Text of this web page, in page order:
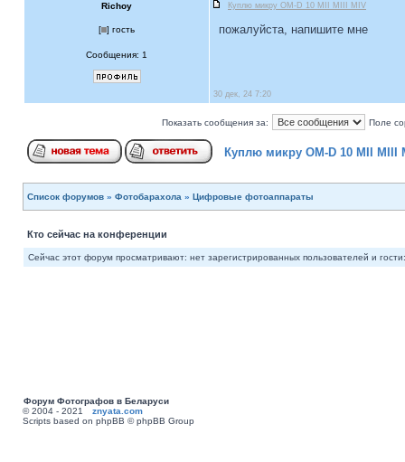
Richoy Куплю микру OM-D 10 MII MIII MIV
[ ] гость
Сообщения: 1
пожалуйста, напишите мне
30 дек, 24 7:20
Показать сообщения за: Поле
Куплю микру OM-D 10 MII MIII
Список форумов » Фотобарахола » Цифровые фотоаппараты
Кто сейчас на конференции
Сейчас этот форум просматривают: нет зарегистрированных пользователей и
Форум Фотографов в Беларуси
© 2004 - 2021 znyata.com
Scripts based on phpBB © phpBB Group